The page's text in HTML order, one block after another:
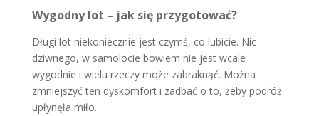
Wygodny lot – jak się przygotować?
Długi lot niekoniecznie jest czymś, co lubicie. Nic
dziwnego, w samolocie bowiem nie jest wcale
wygodnie i wielu rzeczy może zabraknąć. Można
zmniejszyć ten dyskomfort i zadbać o to, żeby podróż
upłynęła miło.